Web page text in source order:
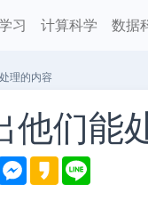
习 计算科学 数据
理的内容
他们能
M
e
K
a